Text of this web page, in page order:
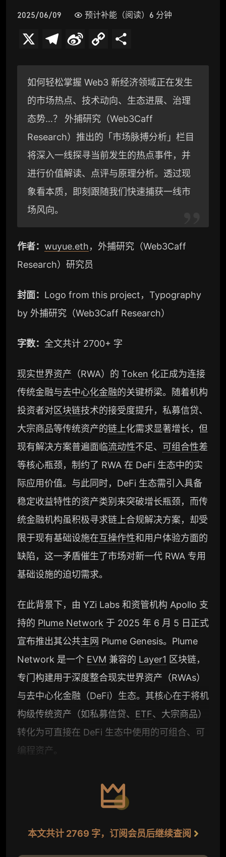
2025/06/09 预计补能（阅读）6 分钟
l
e
g
r
a
m
n
a
W
e
i
o
p
y
L
i
n
k
如何轻松掌握 Web3 新经济领域正在发生
的市场热点、技术动向、生态进展、治理
态势…？ 外捕研究（Web3Caff
Research）推出的「市场脉搏分析」栏目
将深入一线探寻当前发生的热点事件，并
进行价值解读、点评与原理分析。透过现
象看本质，即刻跟随我们快速捕获一线市
场风向。
作者： wuyue.eth，外捕研究（Web3Caff
Research）研究员
封面： Logo from this project，Typography
by 外捕研究（Web3Caff Research）
字数： 全文共计 2700+ 字
现实世界资产 （RWA）的 Token 化正成为连接
传统金融与去中心化金融的关键桥梁。随着机构
投资者对区块链技术的接受度提升，私募信贷、
大宗商品等传统资产的链上化需求显著增长，但
现有解决方案普遍面临流动性不足、 可组合性差
等核心瓶颈，制约了 RWA 在 DeFi 生态中的实
际应用价值。与此同时，DeFi 生态需引入具备
稳定收益特性的资产类别来突破增长瓶颈，而传
统金融机构虽积极寻求链上合规解决方案，却受
限于现有基础设施在互操作性和用户体验方面的
缺陷，这一矛盾催生了市场对新一代 RWA 专用
基础设施的迫切需求。
在此背景下，由 YZi Labs 和资管机构 Apollo 支
持的 Plume Network 于 2025 年 6 月 5 日正式
宣布推出其公共主网 Plume Genesis。Plume
Network 是一个 EVM 兼容的 Layer1 区块链，
专门构建用于深度整合现实世界资产（RWAs）
与去中心化金融（DeFi）生态。其核心在于将机
构级传统资产（如私募信贷、 ETF、大宗商品）
转化为可直接在 DeFi 生态中使用的可组合、可
编程资产。
本文共计 2769 字，订阅会员后继续查阅